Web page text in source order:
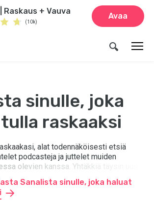
Raskaus + Vauva
(10k)
Avaa
sinulle, joka
raskaaksi
alat todennäköisesti etsiä
podcasteja ja juttelet muiden
olevien kanssa. Yhtäkkiä täysin uusi
uusia sanoja. Autamme sinua pysymään
tärkeät sanat sisältävän sanalistan,
Sanalista sinulle, joka haluat